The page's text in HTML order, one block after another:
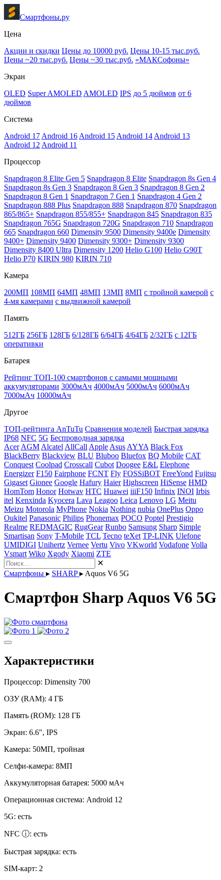
Смартфоны.ру
Цена
Акции и скидки Цены до 10000 руб. Цены 10-15 тыс.руб.
Цены ~20 тыс.руб. Цены ~30 тыс.руб. «МАКСофоны»
Экран
OLED Super AMOLED AMOLED IPS до 5 дюймов от 6
дюймов
Система
Android 17 Android 16 Android 15 Android 14 Android 13
Android 12 Android 11
Процессор
Snapdragon 8 Elite Gen 5 Snapdragon 8 Elite Snapdragon 8s Gen 4
Snapdragon 8s Gen 3 Snapdragon 8 Gen 3 Snapdragon 8 Gen 2
Snapdragon 8 Gen 1 Snapdragon 7 Gen 1 Snapdragon 4 Gen 2
Snapdragon 888 Plus Snapdragon 888 Snapdragon 870 Snapdragon
865/865+ Snapdragon 855/855+ Snapdragon 845 Snapdragon 835
Snapdragon 765G Snapdragon 720G Snapdragon 710 Snapdragon
665 Snapdragon 660 Dimensity 9500 Dimensity 9400e Dimensity
9400+ Dimensity 9400 Dimensity 9300+ Dimensity 9300
Dimensity 8400 Ultra Dimensity 1200 Helio G100 Helio G90T
Helio P70 KIRIN 980 KIRIN 710
Камера
200МП 108МП 64МП 48МП 13МП 8МП с тройной камерой с
4-мя камерами с выдвижной камерой
Память
512ГБ 256ГБ 128ГБ 6/128ГБ 6/64ГБ 4/64ГБ 2/32ГБ с 12ГБ
оперативки
Батарея
Рейтинг ТОП-100 смартфонов с самыми мощными
аккумуляторами 3000мАч 4000мАч 5000мАч 6000мАч
7000мАч 10000мАч
Другое
ТОП-рейтинга AnTuTu Сравнения моделей Быстрая зарядка
IP68 NFC 5G Беспроводная зарядка
Acer AGM Alcatel AllCall Apple Asus AYYA Black Fox
BlackBerry Blackview BLU Bluboo Bluefox BQ Mobile CAT
Conquest Coolpad Crosscall Cubot Doogee E&L Elephone
Energizer F150 Fairphone FCNT Fly FOSSiBOT FreeYond Fujitsu
Gigaset Gionee Google Hafury Haier Highscreen HiSense HMD
HomTom Honor Hotwav HTC Huawei iiiF150 Infinix INOI Irbis
itel Kenxinda Kyocera Lava Leagoo Leica Lenovo LG Meitu
Meizu Motorola MyPhone Nokia Nothing nubia OnePlus Oppo
Oukitel Panasonic Philips Phonemax POCO Poptel Prestigio
Realme REDMAGIC RugGear Runbo Samsung Sharp Simple
Smartisan Sony T-Mobile TCL Tecno teXet TP-LINK Ulefone
UMIDIGI Unihertz Vernee Vertu Vivo VKworld Vodafone Volla
Vsmart Wiko Xgody Xiaomi ZTE
✕
Смартфоны ▸ SHARP ▸ Aquos V6 5G
Смартфон Sharp Aquos V6 5G
Характеристики
Процессор: Dimensity 700
ОЗУ (RAM): 4 ГБ
Память (ROM): 128 ГБ
Экран: 6.6", IPS
Камера: 50МП, тройная
Селфи-камера: 8МП
Аккумуляторная батарея: 5000 мАч
Операционная система: Android 12
5G: есть
NFC ⓘ: есть
Быстрая зарядка: есть
SIM-карт: 2